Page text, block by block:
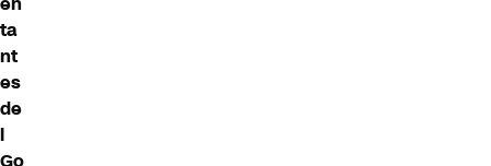
ta
nt
es
de
l
Go